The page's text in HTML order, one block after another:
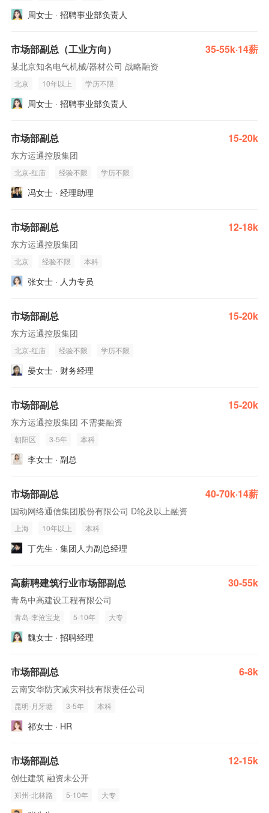
周女士 · 招聘事业部负责人
市场部副总（工业方向） 35-55k·14薪
某北京知名电气机械/器材公司 战略融资
北京 10年以上 学历不限
周女士 · 招聘事业部负责人
市场部副总 15-20k
东方运通控股集团
北京-红庙 经验不限 学历不限
冯女士 · 经理助理
市场部副总 12-18k
东方运通控股集团
北京 经验不限 本科
张女士 · 人力专员
市场部副总 15-20k
东方运通控股集团
北京-红庙 经验不限 学历不限
晏女士 · 财务经理
市场部副总 15-20k
东方运通控股集团 不需要融资
朝阳区 3-5年 本科
李女士 · 副总
市场部副总 40-70k·14薪
国动网络通信集团股份有限公司 D轮及以上融资
上海 10年以上 本科
丁先生 · 集团人力副总经理
高薪聘建筑行业市场部副总 30-55k
青岛中高建设工程有限公司
青岛-李沧宝龙 5-10年 大专
魏女士 · 招聘经理
市场部副总 6-8k
云南安华防灾减灾科技有限责任公司
昆明-月牙塘 3-5年 本科
祁女士 · HR
市场部副总 12-15k
创仕建筑 融资未公开
郑州-北林路 5-10年 大专